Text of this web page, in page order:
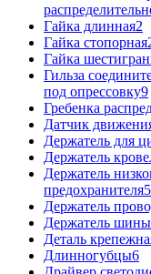
Гайка длинная2
Гайка стопорная
Гайка
Гильза
под опрессовку9
Гребенка
Датчик
Держатель для
Держатель
Держатель
предохранителя5
Держатель
Держатель шины
Деталь
Длинногубцы6